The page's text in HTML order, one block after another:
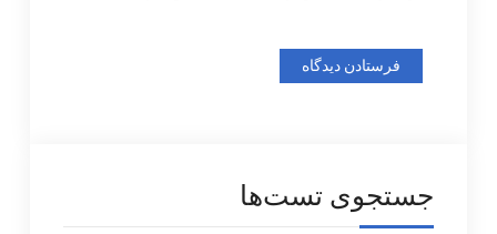
جستجوی تست‌ها